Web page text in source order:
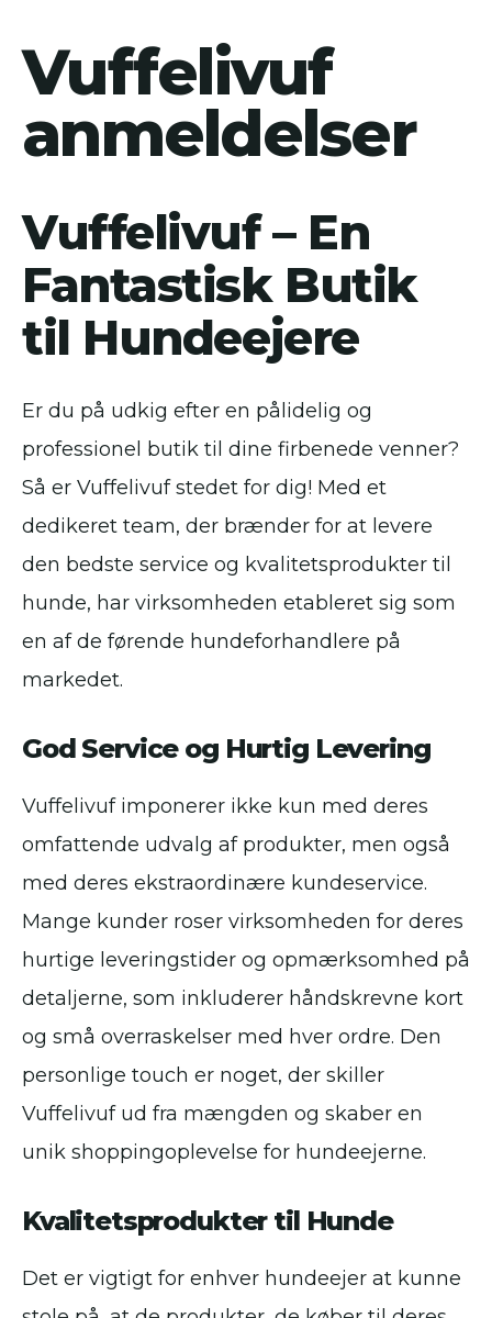
Vuffelivuf
anmeldelser
Vuffelivuf – En
Fantastisk Butik
til Hundeejere
Er du på udkig efter en pålidelig og
professionel butik til dine firbenede venner?
Så er Vuffelivuf stedet for dig! Med et
dedikeret team, der brænder for at levere
den bedste service og kvalitetsprodukter til
hunde, har virksomheden etableret sig som
en af de førende hundeforhandlere på
markedet.
God Service og Hurtig Levering
Vuffelivuf imponerer ikke kun med deres
omfattende udvalg af produkter, men også
med deres ekstraordinære kundeservice.
Mange kunder roser virksomheden for deres
hurtige leveringstider og opmærksomhed på
detaljerne, som inkluderer håndskrevne kort
og små overraskelser med hver ordre. Den
personlige touch er noget, der skiller
Vuffelivuf ud fra mængden og skaber en
unik shoppingoplevelse for hundeejerne.
Kvalitetsprodukter til Hunde
Det er vigtigt for enhver hundeejer at kunne